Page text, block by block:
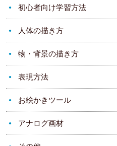
初心者向け学習方法
人体の描き方
物・背景の描き方
表現方法
お絵かきツール
アナログ画材